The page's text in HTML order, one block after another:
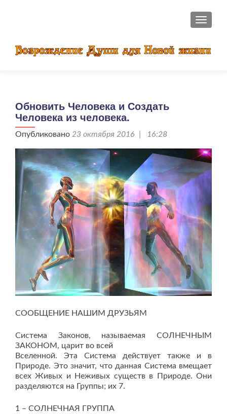
Обновить Человека и Создать
Человека из человека.
Опубликовано 23 октября 2016 | 16:28
СООБЩЕНИЕ НАШИМ ДРУЗЬЯМ
Система Законов, называемая СОЛНЕЧНЫМ
ЗАКОНОМ, царит во всей
Вселенной. Эта Система действует также и в
Природе. Это значит, что данная Система вмещает
всех Живых и Неживых существ в Природе. Они
разделяются на Группы; их 7.
1 – СОЛНЕЧНАЯ ГРУППА